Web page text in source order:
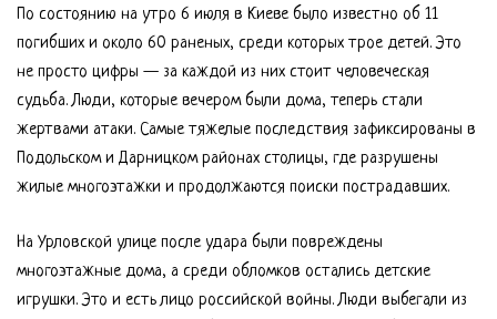
По состоянию на утро 6 июля в Киеве было известно об 11
погибших и около 60 раненых, среди которых трое детей. Это
не просто цифры — за каждой из них стоит человеческая
судьба. Люди, которые вечером были дома, теперь стали
жертвами атаки. Самые тяжелые последствия зафиксированы в
Подольском и Дарницком районах столицы, где разрушены
жилые многоэтажки и продолжаются поиски пострадавших.
На Урловской улице после удара были повреждены
многоэтажные дома, а среди обломков остались детские
игрушки. Это и есть лицо российской войны. Люди выбегали из